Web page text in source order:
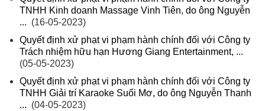
TNHH Kinh doanh Massage Vinh Tiên, do ông Nguyễn
... (16-05-2023)
Quyết định xử phạt vi phạm hành chính đối với Công ty
Trách nhiệm hữu hạn Hương Giang Entertainment, ...
(05-05-2023)
Quyết định xử phạt vi phạm hành chính đối với Công ty
TNHH Giải trí Karaoke Suối Mơ, do ông Nguyễn Thanh
... (04-05-2023)